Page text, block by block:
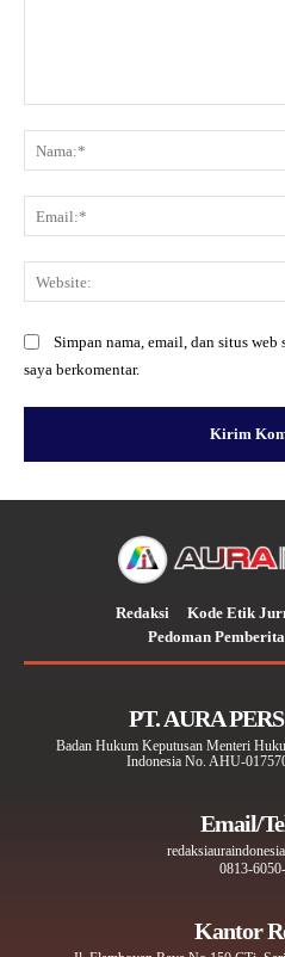
Simpan nama, email, dan situs
saya berkomentar.
Redaksi
Kode Etik
Pedoman
PT. AURA
Badan Hukum Keputusan Menteri
Indonesia No. AHU-
Email/
0813-
Kantor